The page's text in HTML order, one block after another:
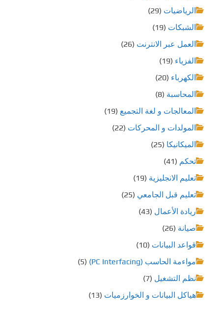
الرياضيات (29)
الشبكات (19)
العمل عبر الانترنت (26)
الفزياء (19)
الكهرباء (20)
المحاسبة (8)
المعالجات و لغة التجميع (19)
المولدات و المحركات (22)
الميكانيكا (25)
تحكم (41)
تعليم الانجليزية (19)
تعليم قبل الجامعي (25)
ريادة الأعمال (43)
صيانة (26)
قواعد البيانات (10)
مواءمة الحاسب (PC Interfacing)
(5)
نظم التشغيل (7)
هياكل البيانات و الخوارزميات (13)